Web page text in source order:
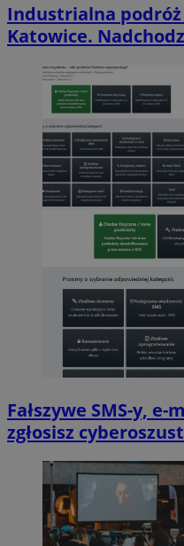
Industrialna podróż
Katowice.
Fałszywe SMS-y,
zgłosisz